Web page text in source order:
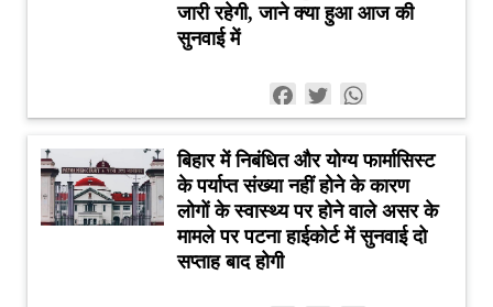
जारी रहेगी, जाने क्या हुआ आज की
सुनवाई में
Facebook
Twitter
बिहार में निबंधित और योग्य फार्मासिस्ट
के पर्याप्त संख्या नहीं होने के कारण
लोगों के स्वास्थ्य पर होने वाले असर के
मामले पर पटना हाईकोर्ट में सुनवाई दो
सप्ताह बाद होगी